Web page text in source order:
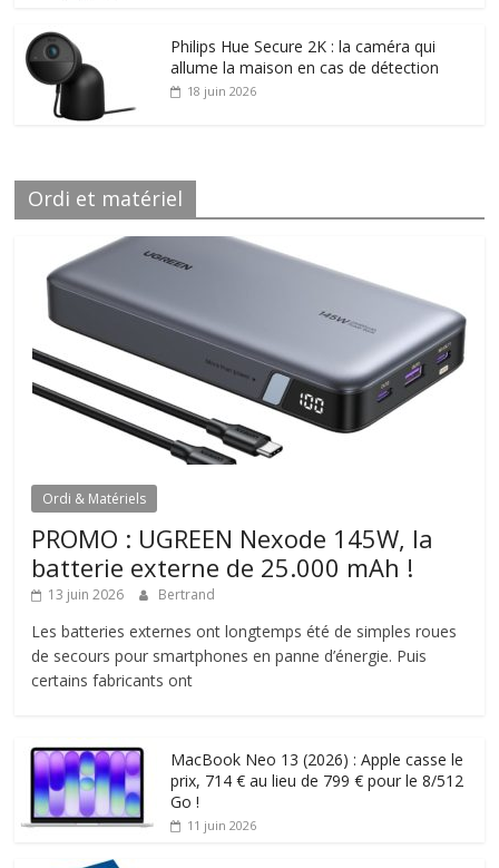
Philips Hue Secure 2K : la caméra qui
allume la maison en cas de détection
18 juin 2026
Ordi et matériel
Ordi & Matériels
PROMO : UGREEN Nexode 145W, la
batterie externe de 25.000 mAh !
13 juin 2026 Bertrand
Les batteries externes ont longtemps été de simples roues
de secours pour smartphones en panne d’énergie. Puis
certains fabricants ont
MacBook Neo 13 (2026) : Apple casse le
prix, 714 € au lieu de 799 € pour le 8/512
Go !
11 juin 2026